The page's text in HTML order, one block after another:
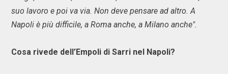
suo lavoro e poi va via. Non deve pensare ad altro. A
Napoli è più difficile, a Roma anche, a Milano anche".
Cosa rivede dell’Empoli di Sarri nel Napoli?